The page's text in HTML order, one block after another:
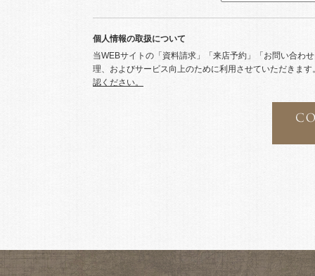
個人情報の取扱について
当WEBサイトの「資料請求」「来店予約」「お問い合わ
理、およびサービス向上のために利用させていただきま
認ください。